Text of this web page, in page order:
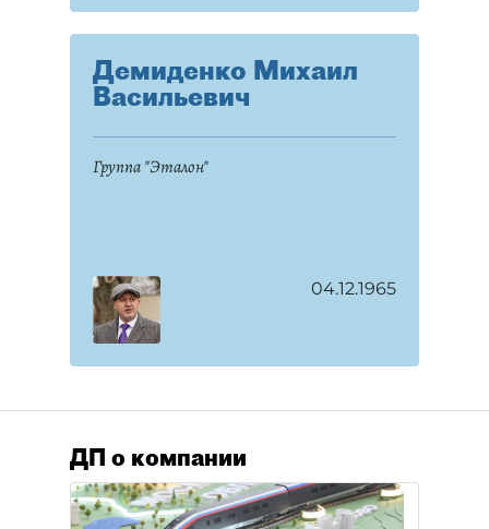
Демиденко Михаил
Васильевич
Группа "Эталон"
04.12.1965
ДП о компании